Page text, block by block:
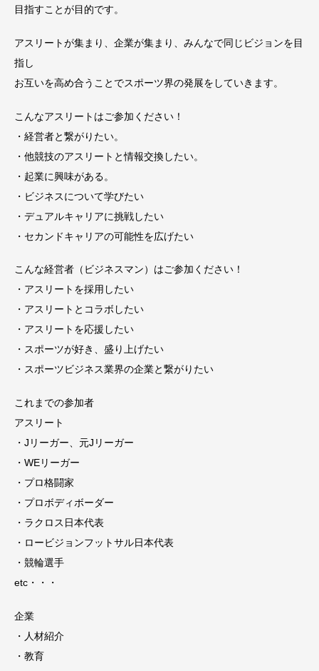
目指すことが目的です。
アスリートが集まり、企業が集まり、みんなで同じビジョンを目
指し
お互いを高め合うことでスポーツ界の発展をしていきます。
こんなアスリートはご参加ください！
・経営者と繋がりたい。
・他競技のアスリートと情報交換したい。
・起業に興味がある。
・ビジネスについて学びたい
・デュアルキャリアに挑戦したい
・セカンドキャリアの可能性を広げたい
こんな経営者（ビジネスマン）はご参加ください！
・アスリートを採用したい
・アスリートとコラボしたい
・アスリートを応援したい
・スポーツが好き、盛り上げたい
・スポーツビジネス業界の企業と繋がりたい
これまでの参加者
アスリート
・Jリーガー、元Jリーガー
・WEリーガー
・プロ格闘家
・プロボディボーダー
・ラクロス日本代表
・ロービジョンフットサル日本代表
・競輪選手
etc・・・
企業
・人材紹介
・教育